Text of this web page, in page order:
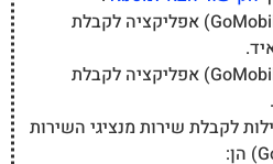
כרגע אין לגו מובייל (GoMobile) אפליקציה לקבלת
כרגע אין לגו מובייל (GoMobile) אפליקציה לקבלת
לקבלת שירות מנציגי השירות